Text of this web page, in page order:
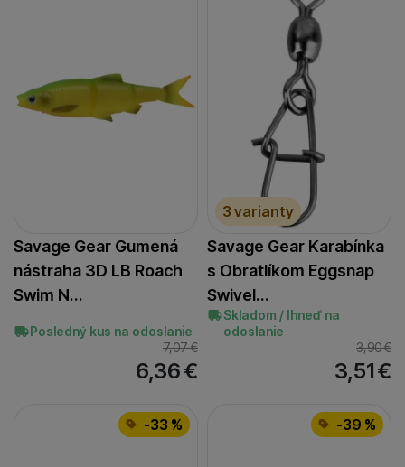
Savage Gear Gumená
nástraha 3D LB Roach
Swim N…
Posledný kus na odoslanie
7,07€
6,36€
3 varianty
Savage Gear Karabínka
s Obratlíkom Eggsnap
Swivel…
Skladom / Ihneď na
odoslanie
3,90€
3,51€
-33 % -39 %